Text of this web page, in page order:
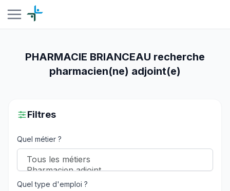
PHARMACIE BRIANCEAU recherche
pharmacien(ne) adjoint(e)
Filtres
Quel métier ?
Quel type d'emploi ?